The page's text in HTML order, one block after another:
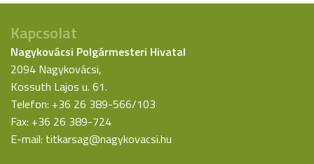
Kapcsolat
Nagykovácsi Polgármesteri Hivatal
2094 Nagykovácsi,
Kossuth Lajos u. 61.
Telefon: +36 26 389-566/103
Fax: +36 26 389-724
E-mail: titkarsag@nagykovacsi.hu